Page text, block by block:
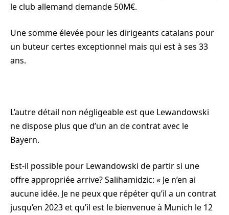
le club allemand demande 50M€.
Une somme élevée pour les dirigeants catalans pour
un buteur certes exceptionnel mais qui est à ses 33
ans.
L’autre détail non négligeable est que Lewandowski
ne dispose plus que d’un an de contrat avec le
Bayern.
Est-il possible pour Lewandowski de partir si une
offre appropriée arrive? Salihamidzic: « Je n’en ai
aucune idée. Je ne peux que répéter qu’il a un contrat
jusqu’en 2023 et qu’il est le bienvenue à Munich le 12